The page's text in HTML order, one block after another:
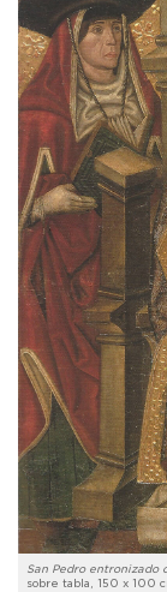
San Pedro entronizado
sobre tabla, 150 x 100